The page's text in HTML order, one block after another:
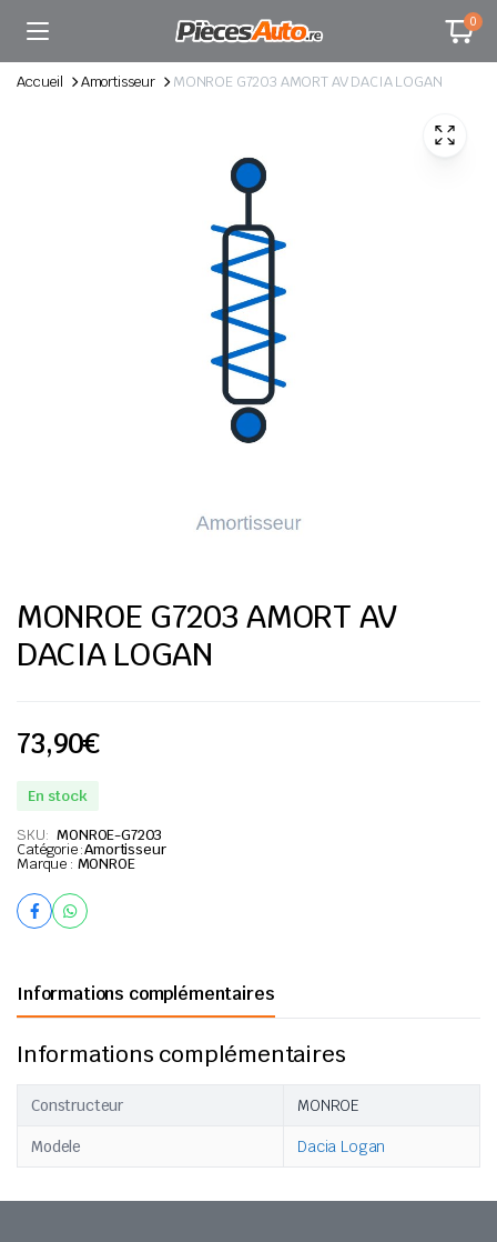
0
Accueil Amortisseur MONROE G7203 AMORT AV DACIA LOGAN
MONROE G7203 AMORT AV
DACIA LOGAN
73,90€
En stock
SKU: MONROE-G7203
Catégorie :Amortisseur
Marque : MONROE
Informations complémentaires
Informations complémentaires
Constructeur MONROE
Modele Dacia Logan